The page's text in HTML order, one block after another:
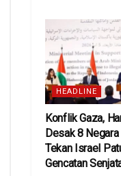
HEADLINE
Konflik Gaza,
Desak 8
Tekan Israel
Gencatan